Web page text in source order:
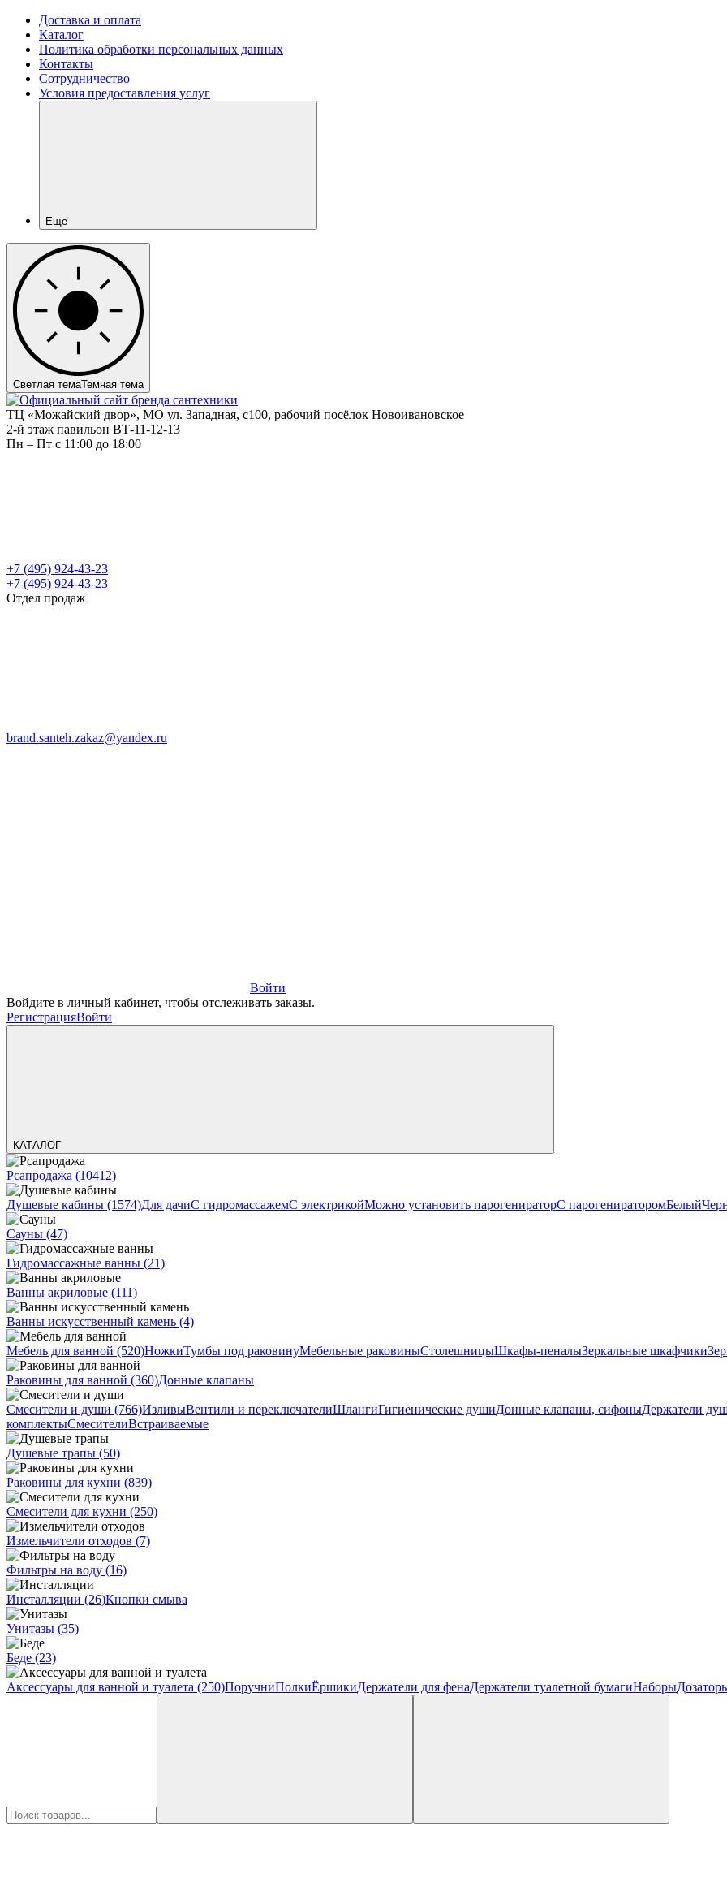
Доставка и оплата
Каталог
Политика обработки персональных данных
Контакты
Сотрудничество
Условия предоставления услуг
Еще
Светлая темаТемная тема
ТЦ «Можайский двор», МО ул. Западная, с100, рабочий посёлок Новоивановское
2-й этаж павильон ВТ-11-12-13
Пн – Пт c 11:00 до 18:00
+7 (495) 924-43-23
+7 (495) 924-43-23
Отдел продаж
brand.santeh.zakaz@yandex.ru
Войти
Войдите в личный кабинет, чтобы отслеживать заказы.
РегистрацияВойти
КАТАЛОГ
Рсапродажа (10412)
Душевые кабины (1574)Для дачиС гидромассажемС электрикойМожно установить парогенираторС парогенираторомБелый
Сауны (47)
Гидромассажные ванны (21)
Ванны акриловые (111)
Ванны искусственный камень (4)
Мебель для ванной (520)НожкиТумбы под раковинуМебельные раковиныСтолешницыШкафы-пеналыЗеркальные шкафчики
Раковины для ванной (360)Донные клапаны
Смесители и души (766)ИзливыВентили и переключателиШлангиГигиенические душиДонные клапаны, сифоныДержатели
комплектыСмесителиВстраиваемые
Душевые трапы (50)
Раковины для кухни (839)
Смесители для кухни (250)
Измельчители отходов (7)
Фильтры на воду (16)
Инсталляции (26)Кнопки смыва
Унитазы (35)
Беде (23)
Аксессуары для ванной и туалета (250)ПоручниПолкиЁршикиДержатели для фенаДержатели туалетной бумагиНаборы